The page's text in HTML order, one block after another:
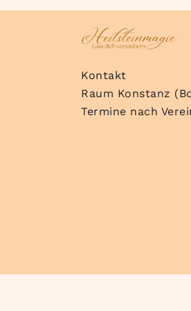
Kontakt
Raum Konstanz
Termine nach